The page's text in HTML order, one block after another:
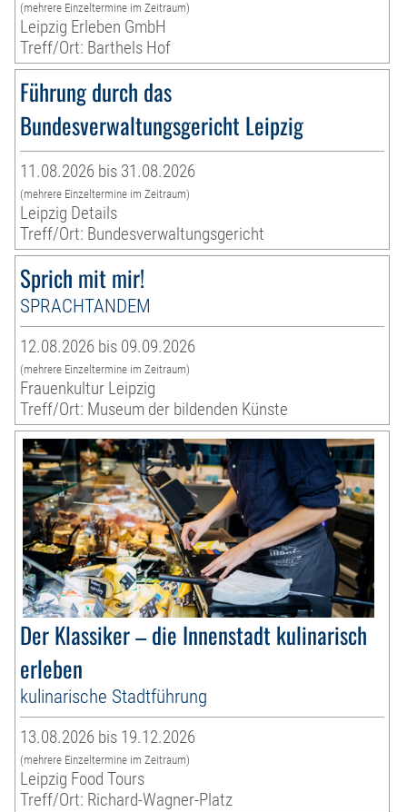
(mehrere Einzeltermine im Zeitraum)
Leipzig Erleben GmbH
Treff/Ort: Barthels Hof
Führung durch das
Bundesverwaltungsgericht Leipzig
11.08.2026 bis 31.08.2026
(mehrere Einzeltermine im Zeitraum)
Leipzig Details
Treff/Ort: Bundesverwaltungsgericht
Sprich mit mir!
SPRACHTANDEM
12.08.2026 bis 09.09.2026
(mehrere Einzeltermine im Zeitraum)
Frauenkultur Leipzig
Treff/Ort: Museum der bildenden Künste
Der Klassiker – die Innenstadt kulinarisch
erleben
kulinarische Stadtführung
13.08.2026 bis 19.12.2026
(mehrere Einzeltermine im Zeitraum)
Leipzig Food Tours
Treff/Ort: Richard-Wagner-Platz